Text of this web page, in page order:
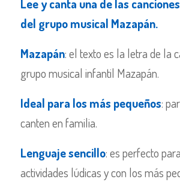
Lee y canta una de las
del grupo musical Mazapán.
Mazapán: el texto es la letra de la
grupo musical infantil Mazapán.
Ideal para los más pequeños:
canten en familia.
Lenguaje sencillo: es perfecto
actividades lúdicas y con los más